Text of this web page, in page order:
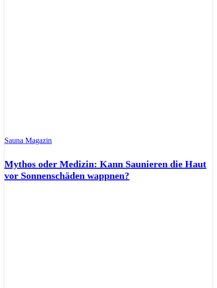
Sauna Magazin
Mythos oder Medizin: Kann Saunieren die Haut
vor Sonnenschäden wappnen?